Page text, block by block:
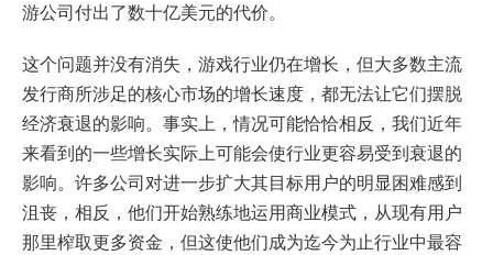
游公司付出了数十亿美元的代价。
这个问题并没有消失，游戏行业仍在增长，但大多数主流
发行商所涉足的核心市场的增长速度，都无法让它们摆脱
经济衰退的影响。事实上，情况可能恰恰相反，我们近年
来看到的一些增长实际上可能会使行业更容易受到衰退的
影响。许多公司对进一步扩大其目标用户的明显困难感到
沮丧，相反，他们开始熟练地运用商业模式，从现有用户
那里榨取更多资金，但这使他们成为迄今为止行业中最容